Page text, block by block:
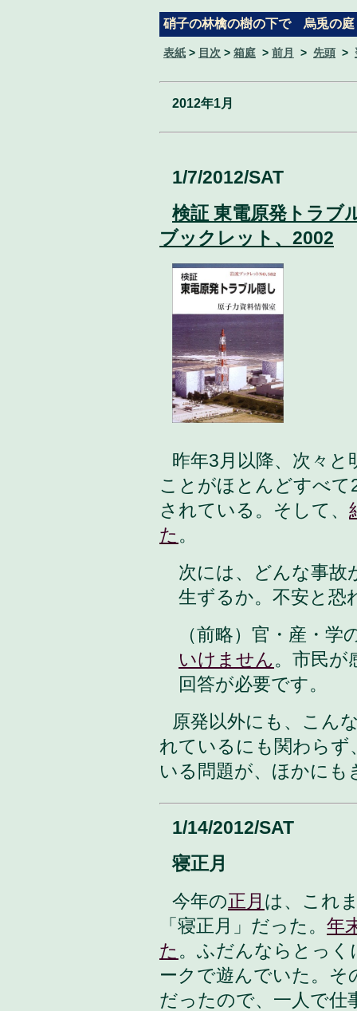
硝子の林檎の樹の下で 烏兎の
表紙 > 目次 > 箱庭 > 前月 > 先頭 >
2012年1月
1/7/2012/SAT
検証 東電原発トラブ
ブックレット、2002
昨年3月以降、次々
ことがほとんどすべて
されている。そして、
た 。
次には、どんな事故
生ずるか。不安と恐
（前略）官・産・学
いけません。市民が
回答が必要です。
原発以外にも、こん
れているにも関わらず
いる問題が、ほかに
1/14/2012/SAT
寝正月
今年の正月 は、これ
「寝正月」だった。 年
た 。ふだんならとっ
ークで遊んでいた。そ
だったので、一人で仕